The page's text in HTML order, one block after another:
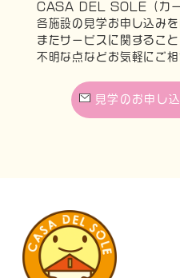
CASA DEL SOLE（カー
各施設の見学お申し込み
またサービスに関すること
不明な点などお気軽にご相
見学のお申し